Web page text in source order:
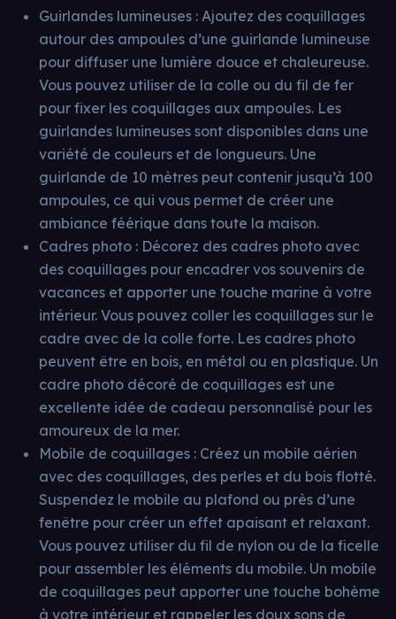
Guirlandes lumineuses : Ajoutez des coquillages
autour des ampoules d’une guirlande lumineuse
pour diffuser une lumière douce et chaleureuse.
Vous pouvez utiliser de la colle ou du fil de fer
pour fixer les coquillages aux ampoules. Les
guirlandes lumineuses sont disponibles dans une
variété de couleurs et de longueurs. Une
guirlande de 10 mètres peut contenir jusqu’à 100
ampoules, ce qui vous permet de créer une
ambiance féérique dans toute la maison.
Cadres photo : Décorez des cadres photo avec
des coquillages pour encadrer vos souvenirs de
vacances et apporter une touche marine à votre
intérieur. Vous pouvez coller les coquillages sur le
cadre avec de la colle forte. Les cadres photo
peuvent être en bois, en métal ou en plastique. Un
cadre photo décoré de coquillages est une
excellente idée de cadeau personnalisé pour les
amoureux de la mer.
Mobile de coquillages : Créez un mobile aérien
avec des coquillages, des perles et du bois flotté.
Suspendez le mobile au plafond ou près d’une
fenêtre pour créer un effet apaisant et relaxant.
Vous pouvez utiliser du fil de nylon ou de la ficelle
pour assembler les éléments du mobile. Un mobile
de coquillages peut apporter une touche bohème
à votre intérieur et rappeler les doux sons de